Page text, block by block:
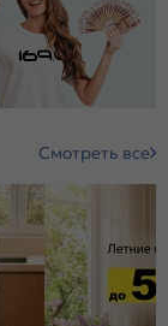
Смотреть все